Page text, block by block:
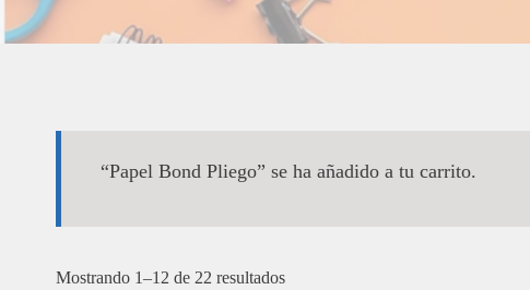
“Papel Bond Pliego” se ha añadido a tu carrito.
Mostrando 1–12 de 22 resultados